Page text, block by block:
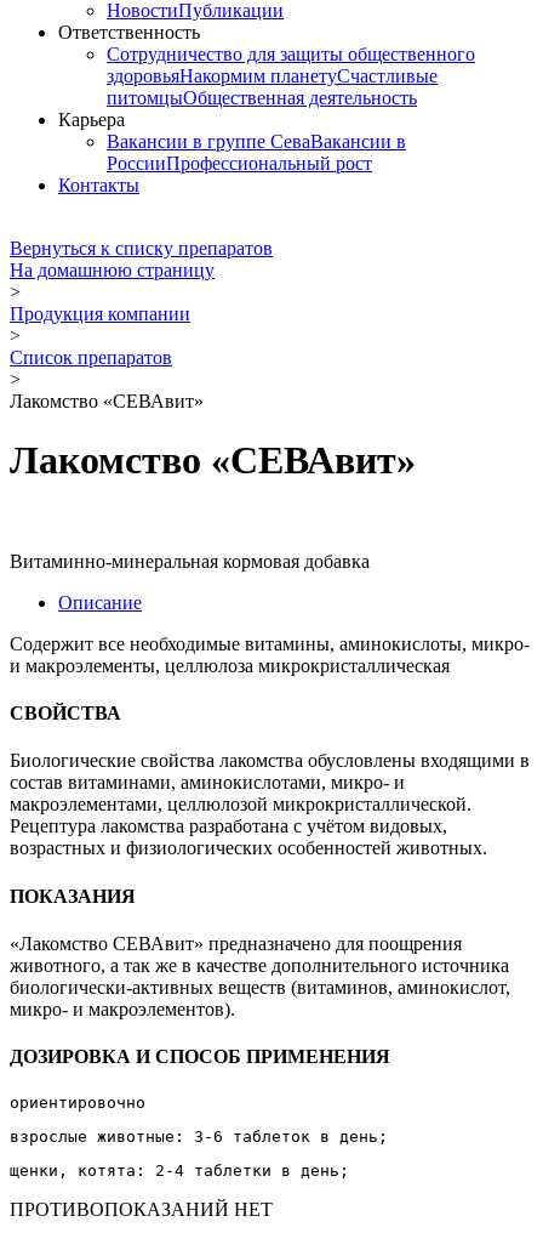
НовостиПубликации
Ответственность
Сотрудничество для защиты общественного
здоровьяНакормим планетуСчастливые
питомцыОбщественная деятельность
Карьера
Вакансии в группе СеваВакансии в
РоссииПрофессиональный рост
Контакты
Вернуться к списку препаратов
На домашнюю страницу
>
Продукция компании
>
Список препаратов
>
Лакомство «СЕВАвит»
Лакомство «СЕВАвит»
Витаминно-минеральная кормовая добавка
Описание
Содержит все необходимые витамины, аминокислоты, микро-
и макроэлементы, целлюлоза микрокристаллическая
СВОЙСТВА
Биологические свойства лакомства обусловлены входящими в
состав витаминами, аминокислотами, микро- и
макроэлементами, целлюлозой микрокристаллической.
Рецептура лакомства разработана с учётом видовых,
возрастных и физиологических особенностей животных.
ПОКАЗАНИЯ
«Лакомство СЕВАвит» предназначено для поощрения
животного, а так же в качестве дополнительного источника
биологически-активных веществ (витаминов, аминокислот,
микро- и макроэлементов).
ДОЗИРОВКА И СПОСОБ ПРИМЕНЕНИЯ
ориентировочно
взрослые животные: 3-6 таблеток в день;
щенки, котята: 2-4 таблетки в день;
ПРОТИВОПОКАЗАНИЙ НЕТ